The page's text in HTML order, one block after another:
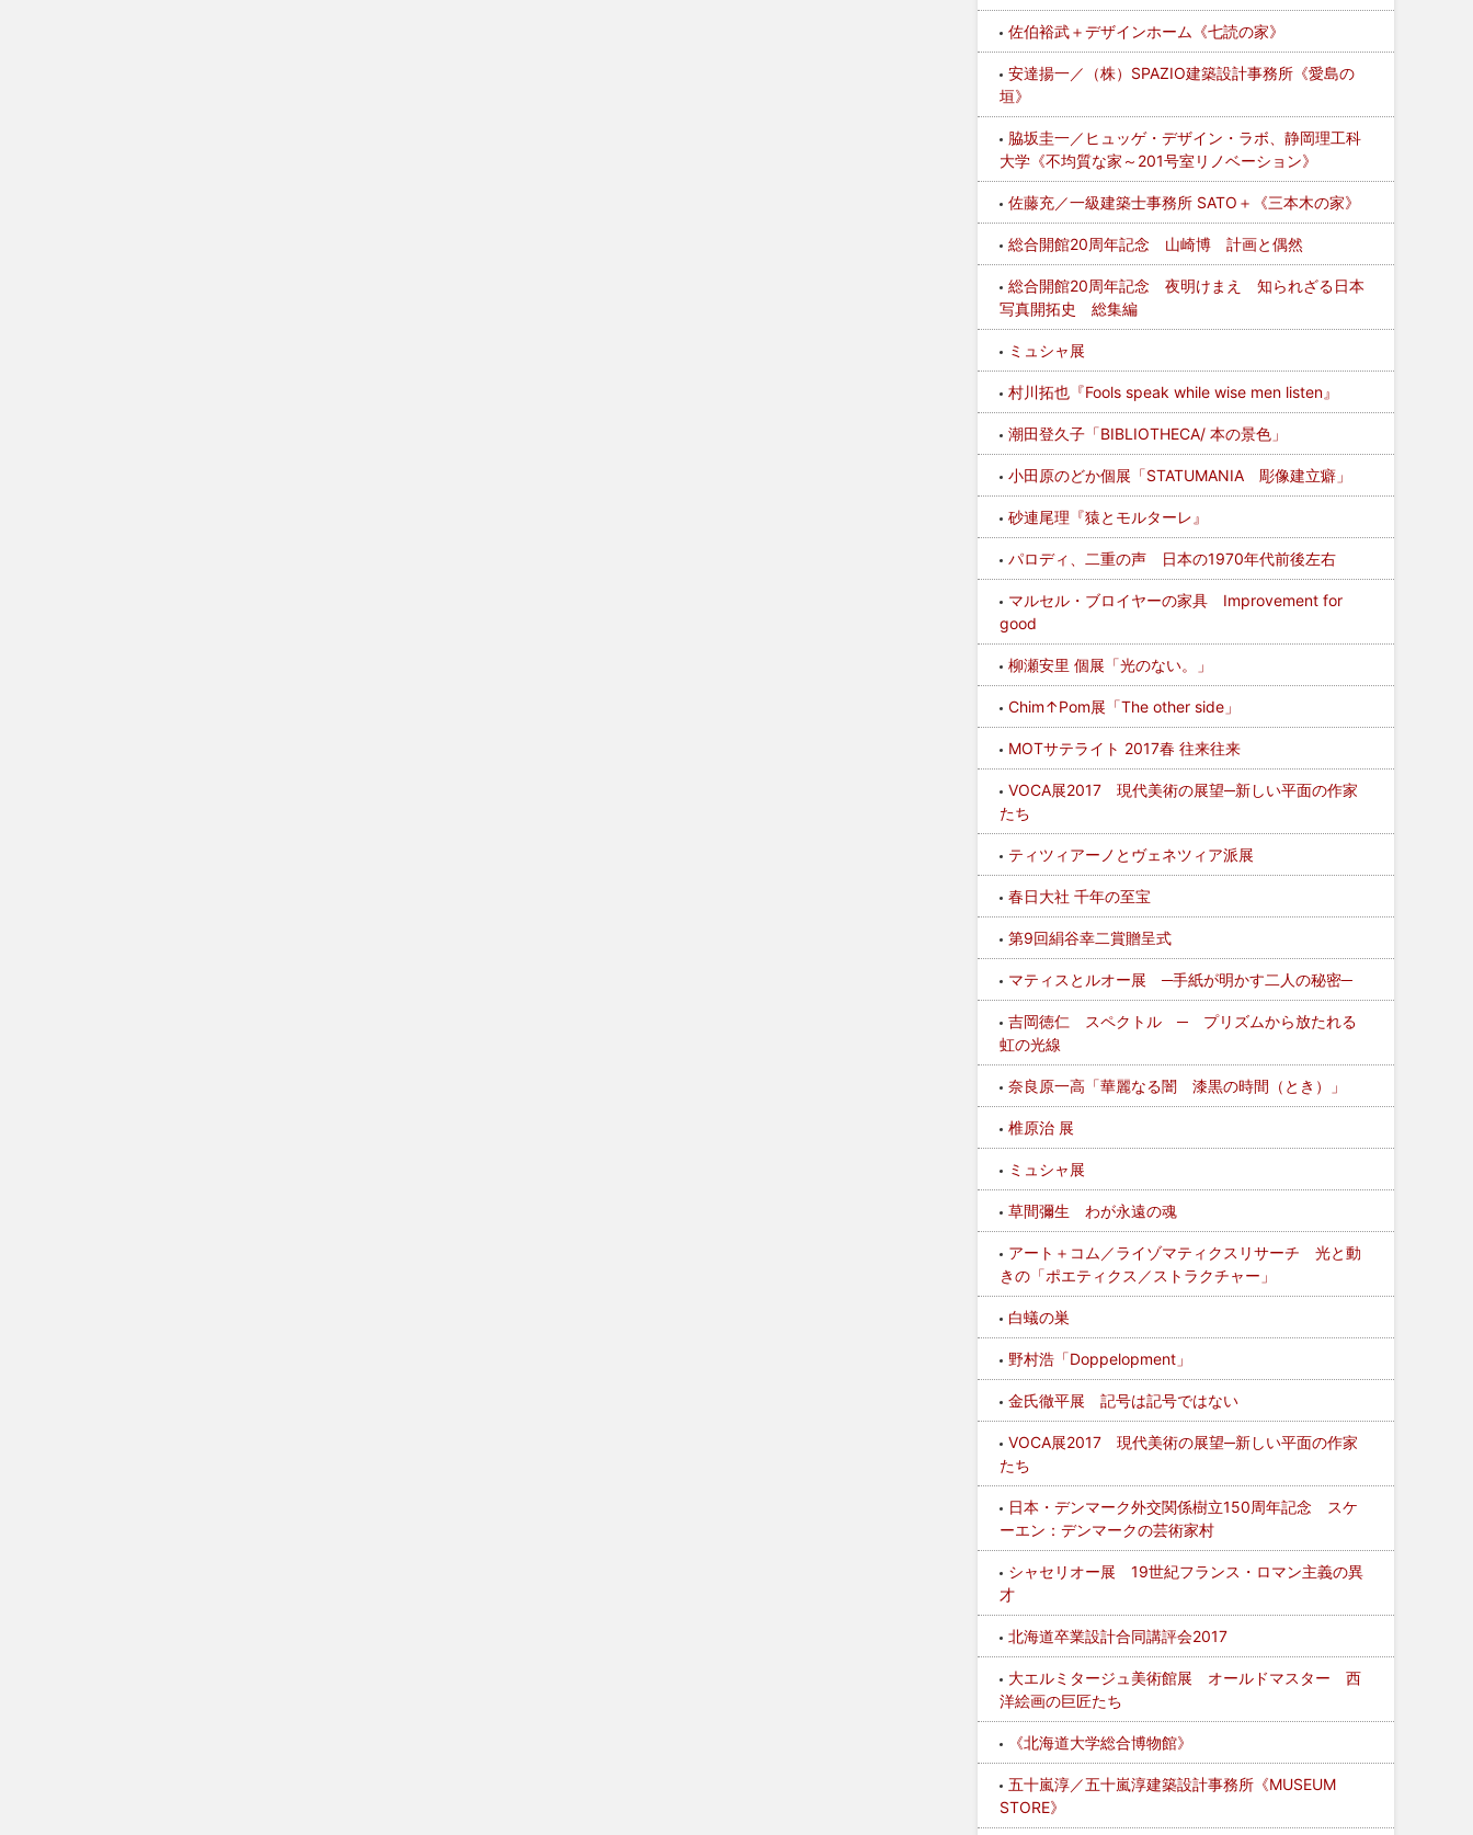
佐伯裕武＋デザインホーム《七読の家》
安達揚一／（株）SPAZIO建築設計事務所《愛島の
垣》
脇坂圭一／ヒュッゲ・デザイン・ラボ、静岡理工科
大学《不均質な家～201号室リノベーション》
佐藤充／一級建築士事務所 SATO＋《三本木の家》
総合開館20周年記念 山崎博 計画と偶然
総合開館20周年記念 夜明けまえ 知られざる日本
写真開拓史 総集編
ミュシャ展
村川拓也『Fools speak while wise men listen』
潮田登久子「BIBLIOTHECA/ 本の景色」
小田原のどか個展「STATUMANIA 彫像建立癖」
砂連尾理『猿とモルターレ』
パロディ、二重の声 日本の1970年代前後左右
マルセル・ブロイヤーの家具 Improvement for
good
柳瀬安里 個展「光のない。」
Chim↑Pom展「The other side」
MOTサテライト 2017春 往来往来
VOCA展2017 現代美術の展望─新しい平面の作家
たち
ティツィアーノとヴェネツィア派展
春日大社 千年の至宝
第9回絹谷幸二賞贈呈式
マティスとルオー展 ─手紙が明かす二人の秘密─
吉岡徳仁 スペクトル ─ プリズムから放たれる
虹の光線
奈良原一高「華麗なる闇 漆黒の時間（とき）」
椎原治 展
ミュシャ展
草間彌生 わが永遠の魂
アート＋コム／ライゾマティクスリサーチ 光と動
きの「ポエティクス／ストラクチャー」
白蟻の巣
野村浩「Doppelopment」
金氏徹平展 記号は記号ではない
VOCA展2017 現代美術の展望─新しい平面の作家
たち
日本・デンマーク外交関係樹立150周年記念 スケ
ーエン：デンマークの芸術家村
シャセリオー展 19世紀フランス・ロマン主義の異
才
北海道卒業設計合同講評会2017
大エルミタージュ美術館展 オールドマスター 西
洋絵画の巨匠たち
《北海道大学総合博物館》
五十嵐淳／五十嵐淳建築設計事務所《MUSEUM
STORE》